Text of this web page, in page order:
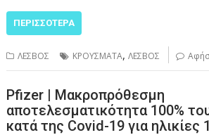
ΠΕΡΙΣΣΌΤΕΡΑ
ΛΕΣΒΟΣ ΚΡΟΥΣΜΑΤΑ,ΛΕΣΒΟΣ
Pfizer | Μακροπρόθεσμη
αποτελεσματικότητα 100%
κατά της Covid-19 για ηλικίες